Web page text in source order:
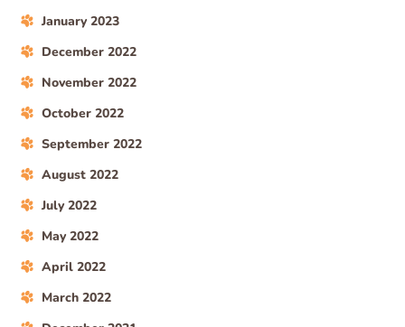
January 2023
December 2022
November 2022
October 2022
September 2022
August 2022
July 2022
May 2022
April 2022
March 2022